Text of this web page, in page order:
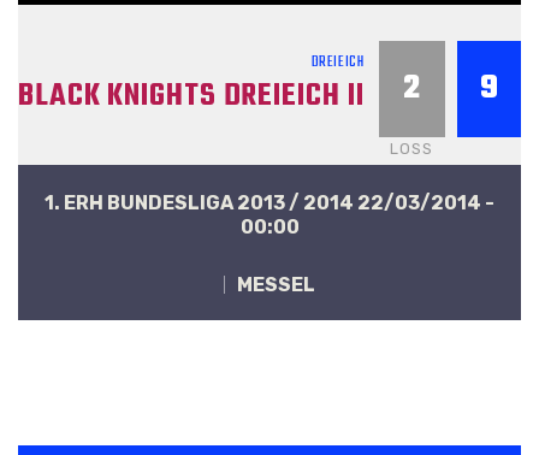
DREIEICH
BLACK KNIGHTS DREIEICH II 2
LOSS
9
1. ERH BUNDESLIGA 2013 / 2014 22/03/2014 -
00:00
MESSEL